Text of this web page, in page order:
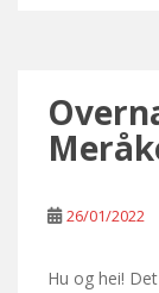
26/01/2022
Hu og hei!